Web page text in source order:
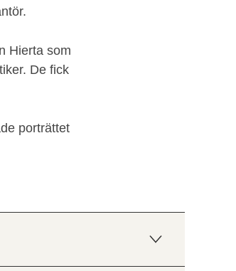
Hierta som
De fick
porträttet